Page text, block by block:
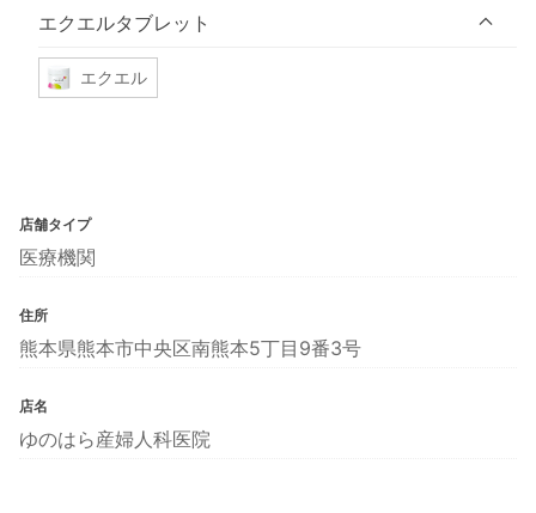
エクエルタブレット
エクエル
店舗タイプ
医療機関
住所
熊本県熊本市中央区南熊本5丁目9番3号
店名
ゆのはら産婦人科医院